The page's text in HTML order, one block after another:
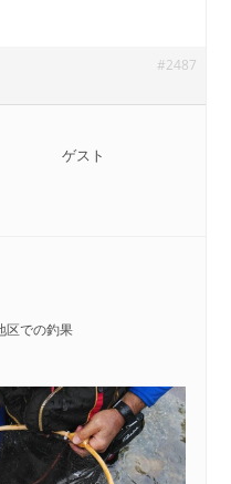
#2487
ゲスト
区での釣果